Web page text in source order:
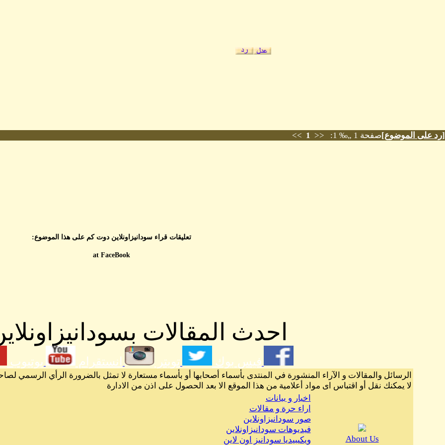
[رد على الموضوع]صفحة 1 „‰ 1: << 1
>>
تعليقات قراء سودانيزاونلاين دوت كم على هذا الموضوع:
at FaceBook
احدث المقالات
فيس بوك تويتر انستقرام يوتيوب
الرسائل والمقالات و الآراء المنشورة في المنتدى بأسماء أصحابها أو بأسماء مستعارة لا تمثل بالضرورة الرأي الرسمي
لا يمكنك نقل أو اقتباس اى مواد أعلامية من هذا الموقع الا بعد الحصول على اذن من الادارة
About Us
اخبار و بيانات
اراء حرة و مقالات
صور سودانيزاونلاين
فيديوهات سودانيزاونلاين
ويكيبيديا سودانيز اون لاين